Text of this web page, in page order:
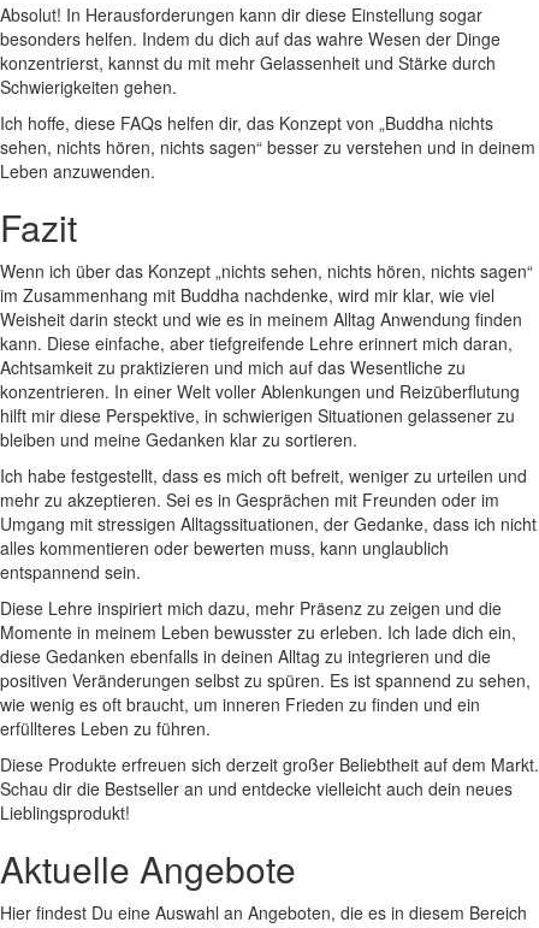
Absolut! In​ Herausforderungen ⁢kann⁢ dir‍ diese Einstellung sogar ​
besonders helfen. Indem du ⁤dich auf das wahre ⁢Wesen der‍ Dinge
‍konzentrierst, kannst du​ mit mehr⁤ Gelassenheit und Stärke durch
Schwierigkeiten ⁤gehen.​
Ich hoffe, ‍diese FAQs helfen dir, das Konzept von „Buddha nichts
sehen, nichts hören, nichts sagen“⁤ besser zu verstehen und⁢ in ⁢deinem
Leben anzuwenden.
Fazit
Wenn ich über das Konzept „nichts sehen, nichts‍ hören, nichts sagen“
im Zusammenhang ⁢mit⁤ Buddha nachdenke, wird‌ mir ⁣klar, wie viel
Weisheit ⁣darin steckt und wie es in meinem Alltag Anwendung finden
kann. Diese​ einfache, aber tiefgreifende Lehre erinnert ‍mich daran,
Achtsamkeit zu praktizieren und mich auf das Wesentliche zu
‌konzentrieren. In einer Welt voller⁣ Ablenkungen und⁤ Reizüberflutung
hilft mir diese Perspektive, in schwierigen​ Situationen gelassener zu
⁤bleiben und meine Gedanken klar zu sortieren.
Ich habe festgestellt, dass es‌ mich oft befreit, weniger zu urteilen und
mehr zu⁣ akzeptieren. Sei es in Gesprächen mit Freunden oder im⁣
Umgang mit⁢ stressigen Alltagssituationen, der ⁣Gedanke, dass ich nicht
alles kommentieren oder bewerten muss, kann ​unglaublich
entspannend⁣ sein. ⁢
Diese Lehre inspiriert mich‍ dazu, mehr Präsenz zu zeigen und die
Momente in⁤ meinem Leben‌ bewusster zu‌ erleben. Ich lade dich ein,
diese ⁤Gedanken ebenfalls in deinen Alltag zu integrieren und die​
positiven Veränderungen ⁣selbst zu spüren. Es ist spannend​ zu sehen,
wie wenig es oft braucht, um inneren Frieden zu finden und ein
erfüllteres Leben zu führen.
Diese Produkte erfreuen sich​ derzeit großer Beliebtheit auf dem Markt.
Schau dir die Bestseller an und entdecke ⁢vielleicht auch dein neues
Lieblingsprodukt!
Aktuelle Angebote
Hier findest Du eine Auswahl an Angeboten, die es in diesem Bereich